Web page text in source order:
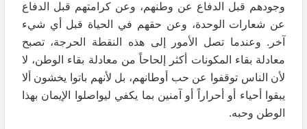
وجودهم قبل الدفاع عن وطنهم، وعن كرامتهم قبل الدفاع
عن شعارات الوحدة، وعن حقهم في الحياة قبل أي شيء
آخر. وعندما تصل الأمور إلى هذه النقطة الحرجة، تصبح
معادلة بقاء المكونات أكثر إلحاحاً من معادلة بقاء الوطن، لا
لأن الناس توقفوا عن حب أوطانهم، بل لأنهم باتوا يخشون ألا
يبقوا أحياء أو أحراراً أو آمنين بما يكفي ليواصلوا الإيمان بهذا
الوطن وحبه.